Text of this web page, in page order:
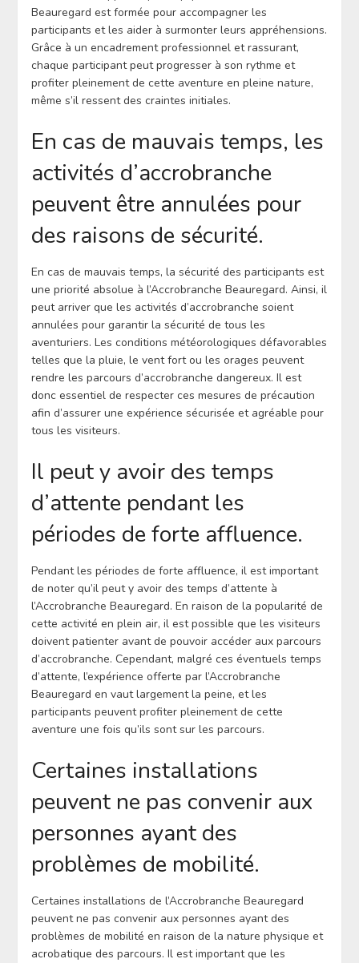
Beauregard est formée pour accompagner les
participants et les aider à surmonter leurs appréhensions.
Grâce à un encadrement professionnel et rassurant,
chaque participant peut progresser à son rythme et
profiter pleinement de cette aventure en pleine nature,
même s’il ressent des craintes initiales.
En cas de mauvais temps, les
activités d’accrobranche
peuvent être annulées pour
des raisons de sécurité.
En cas de mauvais temps, la sécurité des participants est
une priorité absolue à l’Accrobranche Beauregard. Ainsi, il
peut arriver que les activités d’accrobranche soient
annulées pour garantir la sécurité de tous les
aventuriers. Les conditions météorologiques défavorables
telles que la pluie, le vent fort ou les orages peuvent
rendre les parcours d’accrobranche dangereux. Il est
donc essentiel de respecter ces mesures de précaution
afin d’assurer une expérience sécurisée et agréable pour
tous les visiteurs.
Il peut y avoir des temps
d’attente pendant les
périodes de forte affluence.
Pendant les périodes de forte affluence, il est important
de noter qu’il peut y avoir des temps d’attente à
l’Accrobranche Beauregard. En raison de la popularité de
cette activité en plein air, il est possible que les visiteurs
doivent patienter avant de pouvoir accéder aux parcours
d’accrobranche. Cependant, malgré ces éventuels temps
d’attente, l’expérience offerte par l’Accrobranche
Beauregard en vaut largement la peine, et les
participants peuvent profiter pleinement de cette
aventure une fois qu’ils sont sur les parcours.
Certaines installations
peuvent ne pas convenir aux
personnes ayant des
problèmes de mobilité.
Certaines installations de l’Accrobranche Beauregard
peuvent ne pas convenir aux personnes ayant des
problèmes de mobilité en raison de la nature physique et
acrobatique des parcours. Il est important que les